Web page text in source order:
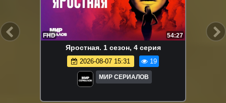
FHD 54:27
Яростная. 1 сезон, 4 серия
2026-08-07 15:31 19
МИР СЕРИАЛОВ